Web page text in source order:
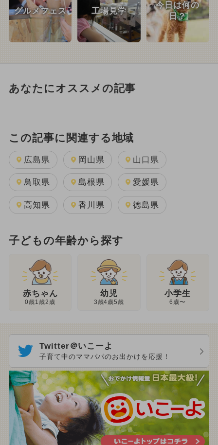
グルメフェス 工場見学
今日は何の
日？
あなたにオススメの記事
この記事に関連する地域
広島県 岡山県 山口県
鳥取県 島根県 愛媛県
高知県 香川県 徳島県
子どもの年齢から探す
赤ちゃん
0歳1歳2歳
幼児
3歳4歳5歳
小学生
6歳〜
Twitter＠いこーよ
子育て中のママパパのお出かけを応援！